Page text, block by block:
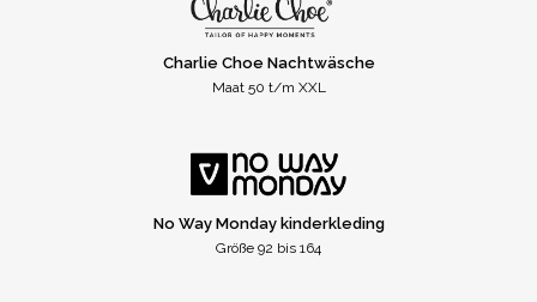
Charlie Choe Nachtwäsche
Maat 50 t/m XXL
No Way Monday kinderkleding
Größe 92 bis 164